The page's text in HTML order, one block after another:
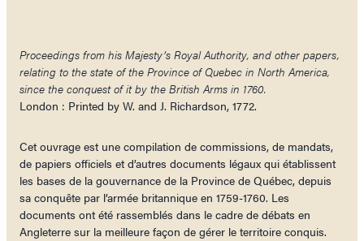
Proceedings from his Majesty’s Royal Authority, and other papers,
relating to the state of the Province of Quebec in North America,
since the conquest of it by the British Arms in 1760.
London : Printed by W. and J. Richardson, 1772.
Cet ouvrage est une compilation de commissions, de mandats,
de papiers officiels et d’autres documents légaux qui établissent
les bases de la gouvernance de la Province de Québec, depuis
sa conquête par l’armée britannique en 1759-1760. Les
documents ont été rassemblés dans le cadre de débats en
Angleterre sur la meilleure façon de gérer le territoire conquis.